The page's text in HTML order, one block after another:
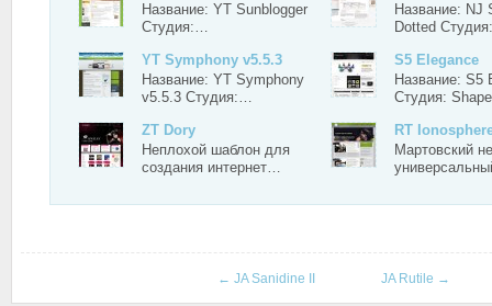
Название: YT Sunblogger
Студия:…
Название: NJ
Dotted
YT Symphony v5.5.3
Название: YT Symphony
v5.5.3 Студия:…
S5 Elegance
Название: S5
Студия:
ZT Dory
Неплохой шаблон для
создания интернет…
RT
Мартовский
← JA Sanidine II JA Rutile →